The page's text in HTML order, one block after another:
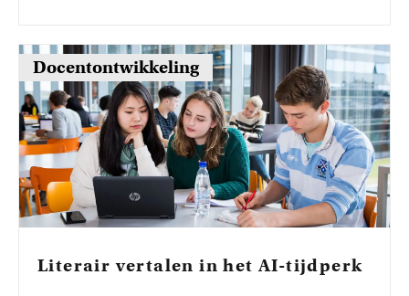
Docentontwikkeling
Literair vertalen in het AI-tijdperk